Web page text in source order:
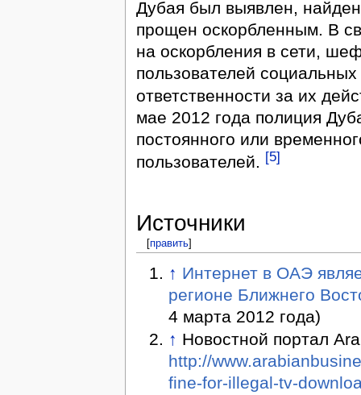
Дубая был выявлен,
прощен оскорбленным. В
на оскорбления в сети,
пользователей
ответственности за их
мае 2012 года полиция
постоянного или
пользователей. [5]
Источники
[править]
↑ Интернет в ОАЭ
регионе Ближнего
4 марта 2012 года)
↑ Новостной портал
http://
fine-for-illegal-tv-